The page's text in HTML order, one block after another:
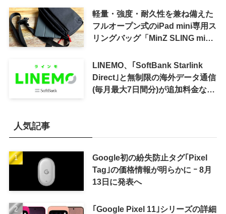
軽量・強度・耐久性を兼ね備えた
フルオープン式のiPad mini専用ス
リングバッグ「MinZ SLING mini
LINEMO、｢SoftBank Starlink
Direct｣と無制限の海外データ通信
(毎月最大7日間分)が追加料金なし
人気記事
Google初の紛失防止タグ｢Pixel
Tag｣の価格情報が明らかに ｰ 8月
13日に発表へ
｢Google Pixel 11｣シリーズの詳細